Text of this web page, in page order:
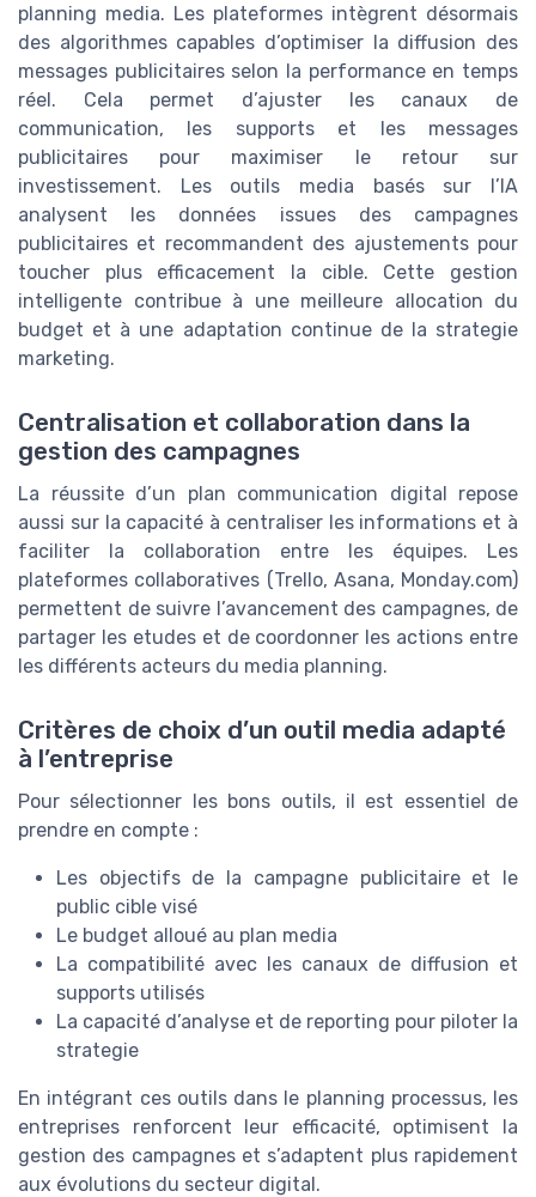
planning media. Les plateformes intègrent désormais
des algorithmes capables d’optimiser la diffusion des
messages publicitaires selon la performance en temps
réel. Cela permet d’ajuster les canaux de
communication, les supports et les messages
publicitaires pour maximiser le retour sur
investissement. Les outils media basés sur l’IA
analysent les données issues des campagnes
publicitaires et recommandent des ajustements pour
toucher plus efficacement la cible. Cette gestion
intelligente contribue à une meilleure allocation du
budget et à une adaptation continue de la strategie
marketing.
Centralisation et collaboration dans la
gestion des campagnes
La réussite d’un plan communication digital repose
aussi sur la capacité à centraliser les informations et à
faciliter la collaboration entre les équipes. Les
plateformes collaboratives (Trello, Asana, Monday.com)
permettent de suivre l’avancement des campagnes, de
partager les etudes et de coordonner les actions entre
les différents acteurs du media planning.
Critères de choix d’un outil media adapté
à l’entreprise
Pour sélectionner les bons outils, il est essentiel de
prendre en compte :
Les objectifs de la campagne publicitaire et le
public cible visé
Le budget alloué au plan media
La compatibilité avec les canaux de diffusion et
supports utilisés
La capacité d’analyse et de reporting pour piloter la
strategie
En intégrant ces outils dans le planning processus, les
entreprises renforcent leur efficacité, optimisent la
gestion des campagnes et s’adaptent plus rapidement
aux évolutions du secteur digital.